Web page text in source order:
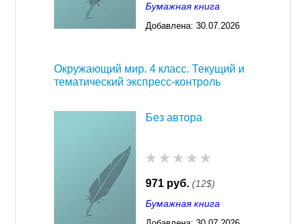
Бумажная книга
Добавлена: 30.07.2026
Окружающий мир. 4 класс. Текущий и
тематический экспресс-контроль
Без автора
971 руб. (12$)
Бумажная книга